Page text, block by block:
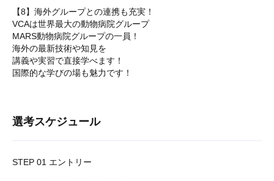
【8】海外グループとの連携も充実！
VCAは世界最大の動物病院グループ
MARS動物病院グループの一員！
海外の最新技術や知見を
講義や実習で直接学べます！
国際的な学びの場も魅力です！
選考スケジュール
STEP 01 エントリー